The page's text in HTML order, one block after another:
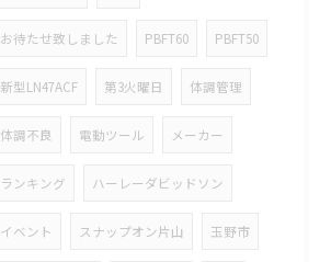
お待たせ致しました PBFT60 PBFT50
新型LN47ACF 第3火曜日 体調管理
体調不良 電動ツール メーカー
ランキング ハーレーダビッドソン
イベント スナップオン片山 玉野市